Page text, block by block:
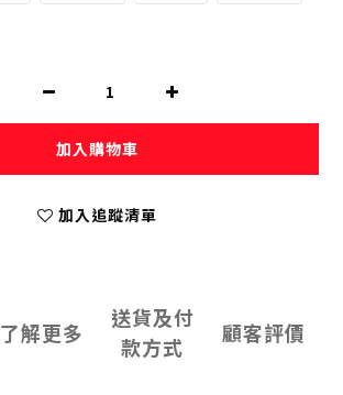
加入購物車
加入追蹤清單
了解更多
送貨及付
款方式
顧客評價